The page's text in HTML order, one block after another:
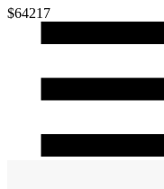
$64217